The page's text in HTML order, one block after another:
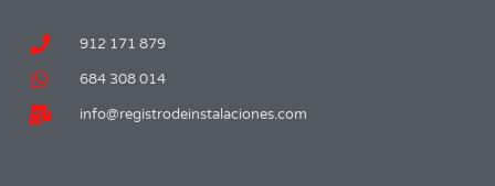
912 171 879
684 308 014
info@registrodeinstalaciones.com